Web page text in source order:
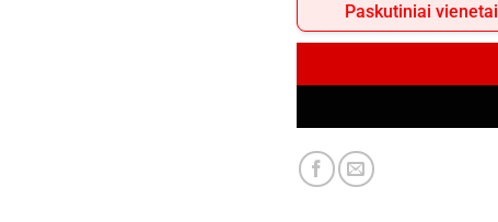
Paskutiniai